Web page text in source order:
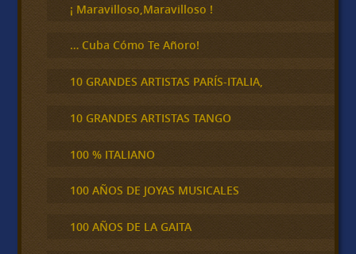
¡ Maravilloso,Maravilloso !
… Cuba Cómo Te Añoro!
10 GRANDES ARTISTAS PARÍS-ITALIA,
10 GRANDES ARTISTAS TANGO
100 % ITALIANO
100 AÑOS DE JOYAS MUSICALES
100 AÑOS DE LA GAITA